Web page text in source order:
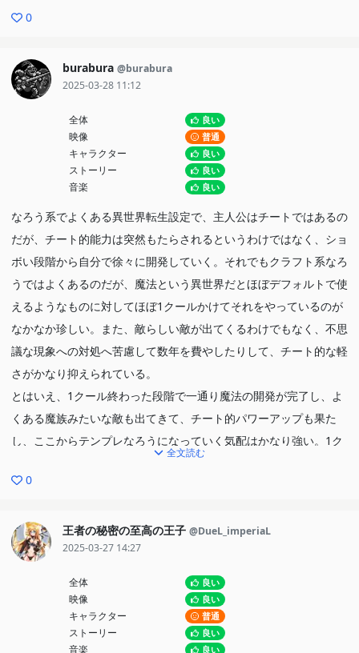
0
burabura @burabura
2025-03-28 11:12
全体 良い
映像 普通
キャラクター 良い
ストーリー 良い
音楽 良い
なろう系でよくある異世界転生設定で、主人公はチートではあるの
だが、チート的能力は突然もたらされるというわけではなく、ショ
ボい段階から自分で徐々に開発していく。それでもクラフト系なろ
うではよくあるのだが、魔法という異世界だとほぼデフォルトで使
えるようなものに対してほぼ1クールかけてそれをやっているのが
なかなか珍しい。また、敵らしい敵が出てくるわけでもなく、不思
議な現象への対処へ苦慮して数年を費やしたりして、チート的な軽
さがかなり抑えられている。
とはいえ、1クール終わった段階で一通り魔法の開発が完了し、よ
くある魔族みたいな敵も出てきて、チート的パワーアップも果た
し、ここからテンプレなろうになっていく気配はかなり強い。1ク
ールに限れば比較的面白く見られた、という話なのかもしれない。
全文読む
0
王者の秘密の至高の王子 @DueL_imperiaL
2025-03-27 14:27
全体 良い
映像 良い
キャラクター 普通
ストーリー 良い
音楽 良い